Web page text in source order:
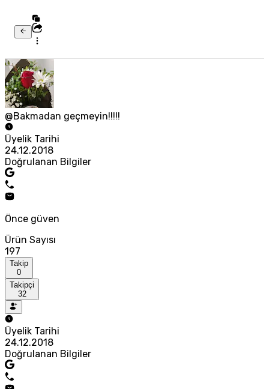
@Bakmadan geçmeyin!!!!!
Üyelik Tarihi
24.12.2018
Doğrulanan Bilgiler
Önce güven
Ürün Sayısı
197
Takip
0
Takipçi
32
Üyelik Tarihi
24.12.2018
Doğrulanan Bilgiler